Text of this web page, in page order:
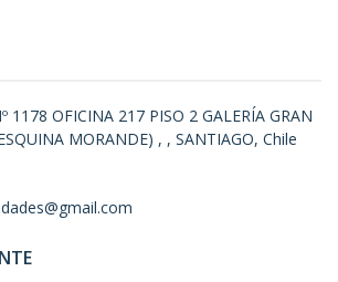
1178 OFICINA 217 PISO 2 GALERÍA GRAN
MORANDE) , , SANTIAGO, Chile